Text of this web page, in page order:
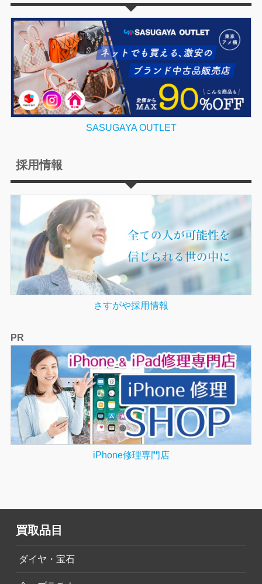
SASUGAYA OUTLET
採用情報
さすがや採用情報
PR
iPhone修理専門店
買取品目
ダイヤ・宝石